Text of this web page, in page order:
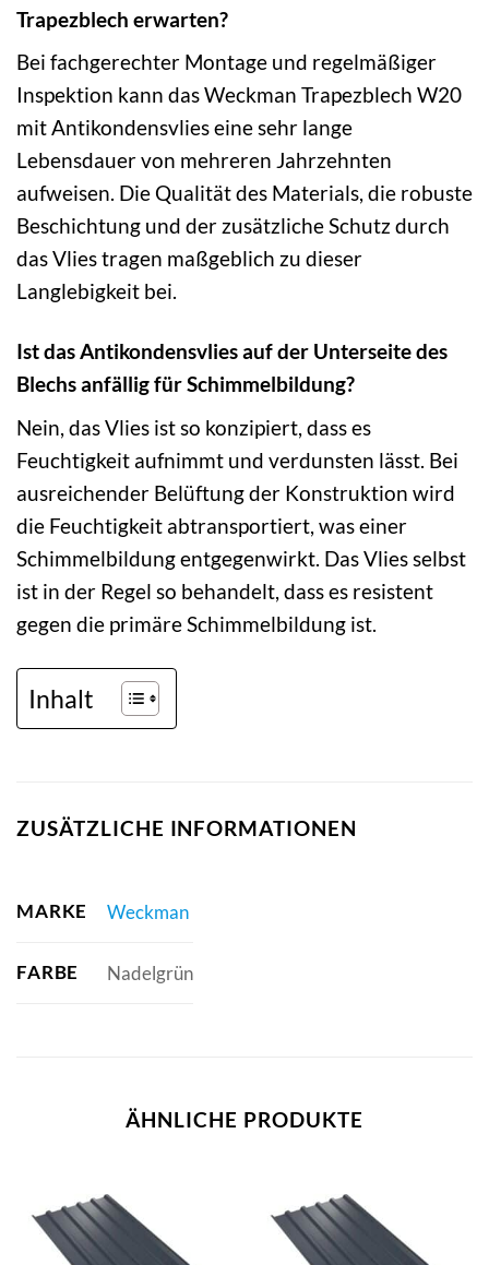
Trapezblech erwarten?
Bei fachgerechter Montage und regelmäßiger
Inspektion kann das Weckman Trapezblech W20
mit Antikondensvlies eine sehr lange
Lebensdauer von mehreren Jahrzehnten
aufweisen. Die Qualität des Materials, die robuste
Beschichtung und der zusätzliche Schutz durch
das Vlies tragen maßgeblich zu dieser
Langlebigkeit bei.
Ist das Antikondensvlies auf der Unterseite des
Blechs anfällig für Schimmelbildung?
Nein, das Vlies ist so konzipiert, dass es
Feuchtigkeit aufnimmt und verdunsten lässt. Bei
ausreichender Belüftung der Konstruktion wird
die Feuchtigkeit abtransportiert, was einer
Schimmelbildung entgegenwirkt. Das Vlies selbst
ist in der Regel so behandelt, dass es resistent
gegen die primäre Schimmelbildung ist.
Inhalt
ZUSÄTZLICHE INFORMATIONEN
MARKE Weckman
FARBE Nadelgrün
ÄHNLICHE PRODUKTE